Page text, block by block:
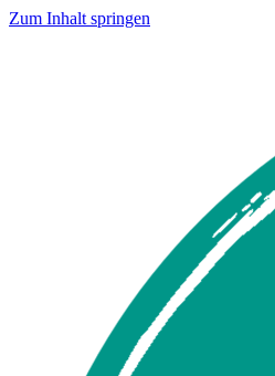
Zum Inhalt springen